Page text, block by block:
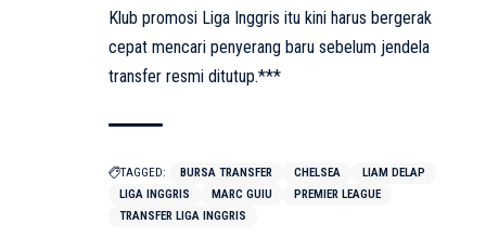
Klub promosi Liga Inggris itu kini harus bergerak
cepat mencari penyerang baru sebelum jendela
transfer resmi ditutup.***
TAGGED: BURSA TRANSFER CHELSEA
LIAM DELAP
LIGA INGGRIS
MARC GUIU
PREMIER LEAGUE
TRANSFER LIGA INGGRIS